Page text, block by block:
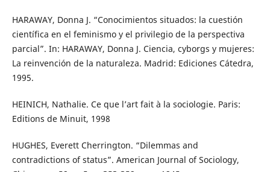
HARAWAY, Donna J. “Conocimientos situados: la cuestión
científica en el feminismo y el privilegio de la perspectiva
parcial”. In: HARAWAY, Donna J. Ciencia, cyborgs y mujeres:
La reinvención de la naturaleza. Madrid: Ediciones Cátedra,
1995.
HEINICH, Nathalie. Ce que l’art fait à la sociologie. Paris:
Editions de Minuit, 1998
HUGHES, Everett Cherrington. “Dilemmas and
contradictions of status”. American Journal of Sociology,